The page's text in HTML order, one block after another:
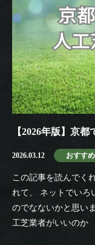
【2026年版】京
2026.03.12 おすす
この記事を読んでく
れて、 ネットでいろ
のでなないかと思い
工芝業者がいいのか